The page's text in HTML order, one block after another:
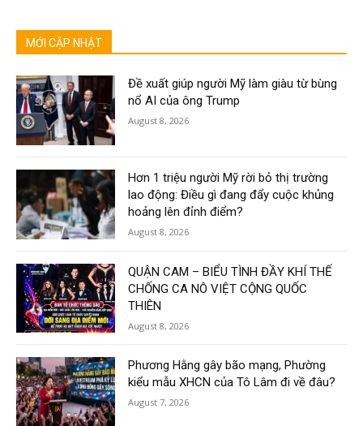
MỚI CẬP NHẬT
Đề xuất giúp người Mỹ làm giàu từ bùng
nổ AI của ông Trump
August 8, 2026
Hơn 1 triệu người Mỹ rời bỏ thị trường
lao động: Điều gì đang đẩy cuộc khủng
hoảng lên đỉnh điểm?
August 8, 2026
QUẬN CAM – BIỂU TÌNH ĐẦY KHÍ THẾ
CHỐNG CA NÔ VIỆT CỘNG QUỐC
THIÊN
August 8, 2026
Phương Hằng gây bão mạng, Phường
kiểu mẫu XHCN của Tô Lâm đi về đâu?
August 7, 2026